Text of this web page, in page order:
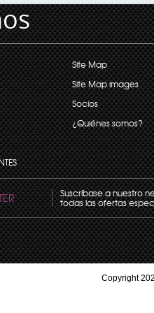
Site Map
Site Map images
Socios
¿Quiénes somos?
Suscríbase a nuestro
todas las ofertas
Copyright